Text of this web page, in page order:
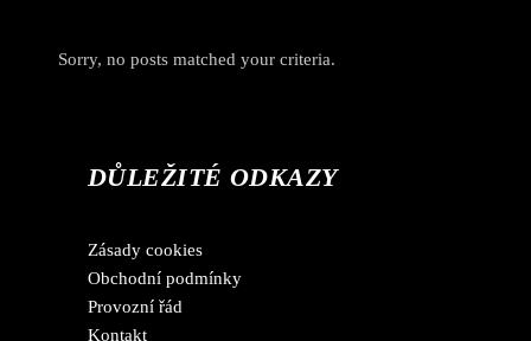
Sorry, no posts matched your criteria.
DŮLEŽITÉ ODKAZY
Zásady cookies
Obchodní podmínky
Provozní řád
Kontakt